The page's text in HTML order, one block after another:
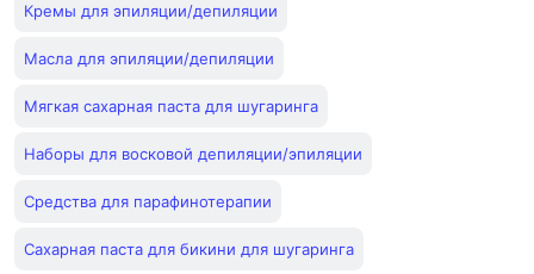
Кремы для эпиляции/депиляции
Масла для эпиляции/депиляции
Мягкая сахарная паста для шугаринга
Наборы для восковой депиляции/эпиляции
Средства для парафинотерапии
Сахарная паста для бикини для шугаринга